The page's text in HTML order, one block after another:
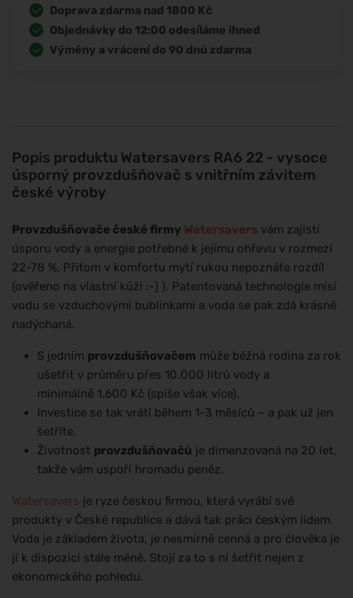
Popis produktu Watersavers RA6 22 - vysoce
úsporný provzdušňovač s vnitřním závitem
české výroby
Provzdušňovače české firmy Watersavers vám zajistí
úsporu vody a energie potřebné k jejímu ohřevu v rozmezí
22-78 %. Přitom v komfortu mytí rukou nepoznáte rozdíl
(ověřeno na vlastní kůži :-) ). Patentovaná technologie mísí
vodu se vzduchovými bublinkami a voda se pak zdá krásně
nadýchaná.
S jedním provzdušňovačem může běžná rodina za rok
ušetřit v průměru přes 10.000 litrů vody a
minimálně 1.600 Kč (spíše však více).
Investice se tak vrátí během 1-3 měsíců – a pak už jen
šetříte.
Životnost provzdušňovačů je dimenzovaná na 20 let,
takže vám uspoří hromadu peněz.
Watersavers je ryze českou firmou, která vyrábí své
produkty v České republice a dává tak práci českým lidem.
Voda je základem života, je nesmírně cenná a pro člověka je
jí k dispozici stále méně. Stojí za to s ní šetřit nejen z
ekonomického pohledu.
Doprava zdarma nad 1800 Kč
Objednávky do 12:00 odesíláme ihned
Výměny a vrácení do 90 dnů zdarma